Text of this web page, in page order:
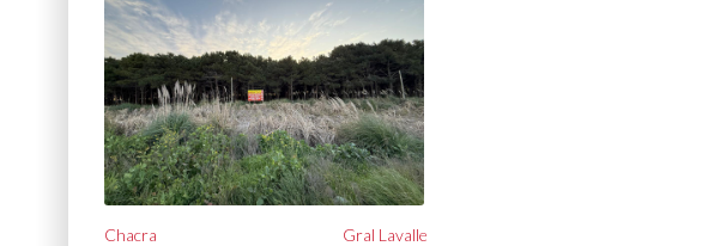
Chacra
Gral Lavalle